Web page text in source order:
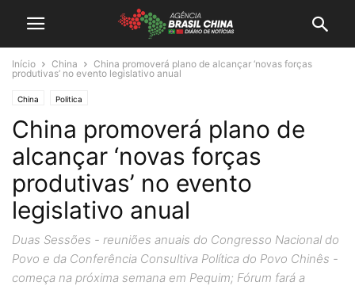
Início China
China promoverá plano de alcançar ‘novas forças
produtivas’ no evento legislativo anual
China Politica
China promoverá plano de
alcançar ‘novas forças
produtivas’ no evento
legislativo anual
Duas Sessões - reuniões anuais do Congresso Nacional do
Povo e da Conferência Consultiva Política do Povo Chinês -
começa na próxima semana em Pequim; Fórum fará a